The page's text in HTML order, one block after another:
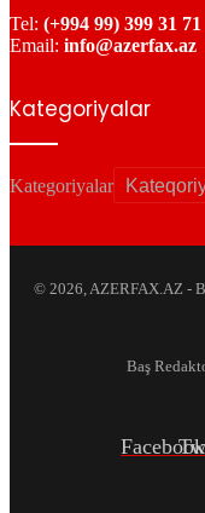
Tel: (+994 99) 399 31 71
Email: info@azerfax.az
Kategoriyalar
Kategoriyalar
© 2026, AZERFAX.AZ -
Baş
Facebook